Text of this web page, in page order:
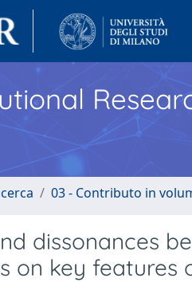
03 - Contributo in
dissonances
on key features